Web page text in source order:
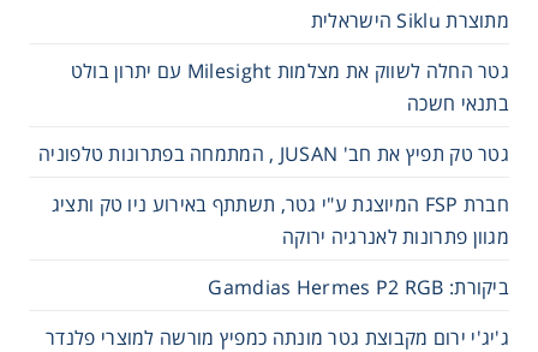
מתוצרת Siklu הישראלית
גטר החלה לשווק את מצלמות Milesight עם יתרון בולט
בתנאי חשכה
גטר טק תפיץ את חב' JUSAN , המתמחה בפתרונות טלפוניה
חברת FSP המיוצגת ע"י גטר, תשתתף באירוע ניו טק ותציג
מגוון פתרונות לאנרגיה ירוקה
ביקורת: Gamdias Hermes P2 RGB
ג'יג'י ירום מקבוצת גטר מונתה כמפיץ מורשה למוצרי פלנדר